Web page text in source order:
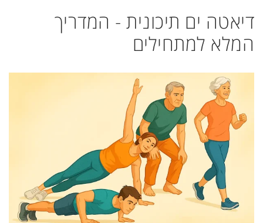
דיאטה ים תיכונית - המדריך
המלא למתחילים